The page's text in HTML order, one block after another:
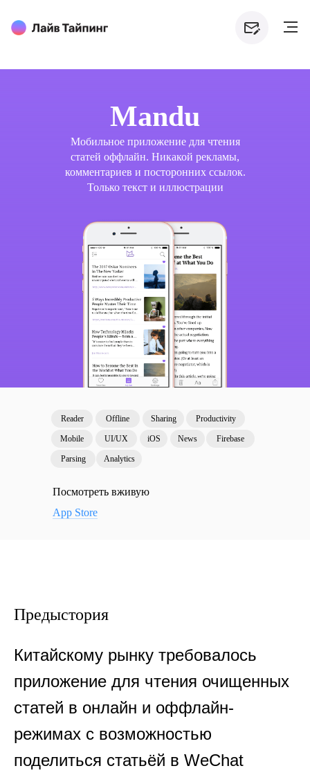
Mandu
Мобильное приложение для чтения
статей оффлайн. Никакой рекламы,
комментариев и посторонних ссылок.
Только текст и иллюстрации
Посмотреть вживую
Reader
iOS
Productivity
Sharing
Mobile UI/UX
Offline
Analytics
Parsing
News Firebase
App Store
Предыстория
Китайскому рынку требовалось
приложение для чтения очищенных
статей в онлайн и оффлайн-
режимах с возможностью
поделиться статьёй в WeChat